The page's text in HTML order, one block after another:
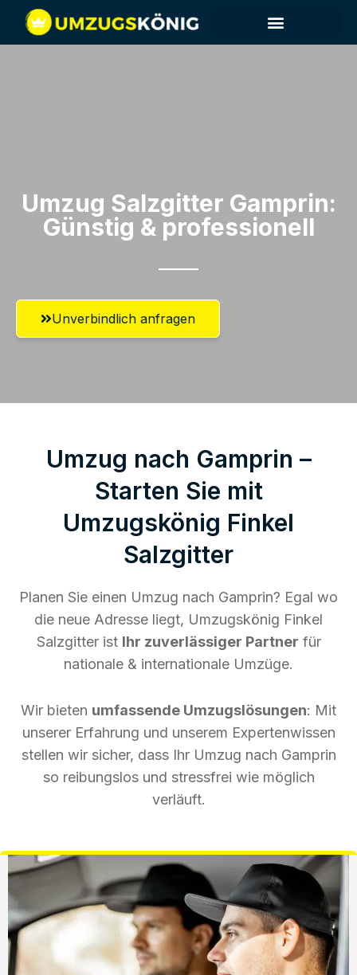
Umzug Salzgitter​ Gamprin:
Günstig & professionell​
Unverbindlich anfragen
Umzug nach Gamprin –
Starten Sie mit
Umzugskönig Finkel
Salzgitter
Planen Sie einen Umzug nach Gamprin? Egal wo
die neue Adresse liegt, Umzugskönig Finkel
Salzgitter ist Ihr zuverlässiger Partner für
nationale & internationale Umzüge.
Wir bieten umfassende Umzugslösungen: Mit
unserer Erfahrung und unserem Expertenwissen
stellen wir sicher, dass Ihr Umzug nach Gamprin
so reibungslos und stressfrei wie möglich
verläuft.